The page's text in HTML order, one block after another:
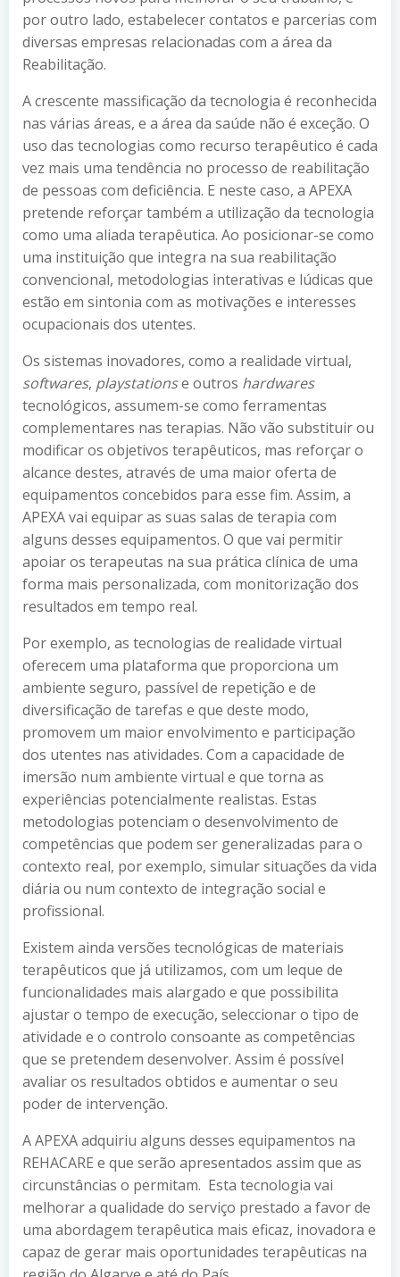
por outro lado, estabelecer contatos e parcerias com
diversas empresas relacionadas com a área da
Reabilitação.
A crescente massificação da tecnologia é reconhecida
nas várias áreas, e a área da saúde não é exceção. O
uso das tecnologias como recurso terapêutico é cada
vez mais uma tendência no processo de reabilitação
de pessoas com deficiência. E neste caso, a APEXA
pretende reforçar também a utilização da tecnologia
como uma aliada terapêutica. Ao posicionar-se como
uma instituição que integra na sua reabilitação
convencional, metodologias interativas e lúdicas que
estão em sintonia com as motivações e interesses
ocupacionais dos utentes.
Os sistemas inovadores, como a realidade virtual,
softwares, playstationse outros hardwares
tecnológicos, assumem-se como ferramentas
complementares nas terapias. Não vão substituir ou
modificar os objetivos terapêuticos, mas reforçar o
alcance destes, através de uma maior oferta de
equipamentos concebidos para esse fim. Assim, a
APEXA vai equipar as suas salas de terapia com
alguns desses equipamentos. O que vai permitir
apoiar os terapeutas na sua prática clínica de uma
forma mais personalizada, com monitorização dos
resultados em tempo real.
Por exemplo, as tecnologias de realidade virtual
oferecem uma plataforma que proporciona um
ambiente seguro, passível de repetição e de
diversificação de tarefas e que deste modo,
promovem um maior envolvimento e participação
dos utentes nas atividades. Com a capacidade de
imersão num ambiente virtual e que torna as
experiências potencialmente realistas. Estas
metodologias potenciam o desenvolvimento de
competências que podem ser generalizadas para o
contexto real, por exemplo, simular situações da vida
diária ou num contexto de integração social e
profissional.
Existem ainda versões tecnológicas de materiais
terapêuticos que já utilizamos, com um leque de
funcionalidades mais alargado e que possibilita
ajustar o tempo de execução, seleccionar o tipo de
atividade e o controlo consoante as competências
que se pretendem desenvolver. Assim é possível
avaliar os resultados obtidos e aumentar o seu
poder de intervenção.
A APEXA adquiriu alguns desses equipamentos na
REHACARE e que serão apresentados assim que as
circunstâncias o permitam. Esta tecnologia vai
melhorar a qualidade do serviço prestado a favor de
uma abordagem terapêutica mais eficaz, inovadora e
capaz de gerar mais oportunidades terapêuticas na